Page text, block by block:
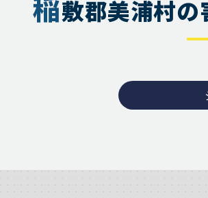
敷郡美浦村